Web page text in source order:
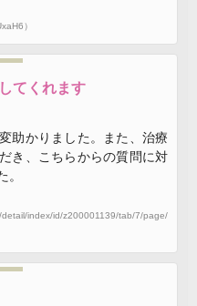
）
てくれます
助かりました。また、治療
き、こちらからの質問に対
。
index/id/z200001139/tab/7/page/